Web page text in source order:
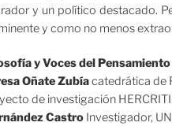
y un político destacado.
y como no menos
y Voces del Pensamiento
Oñate Zubíacatedrática de
de investigación
Castro Investigador,